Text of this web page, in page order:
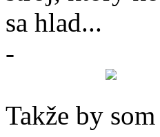
sa hlad...
-
Takže by